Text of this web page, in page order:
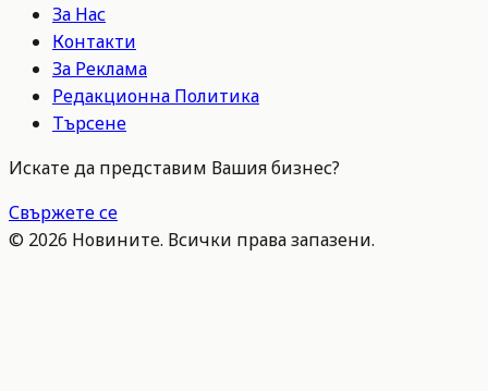
За Нас
Контакти
За Реклама
Редакционна Политика
Търсене
Искате да представим Вашия бизнес?
Свържете се
© 2026 Новините. Всички права запазени.